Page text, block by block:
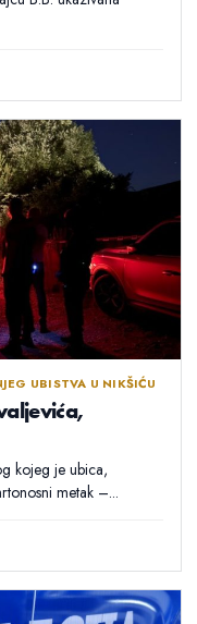
UBISTVA U NIKŠIĆU
kojeg je ubica,
metak –...